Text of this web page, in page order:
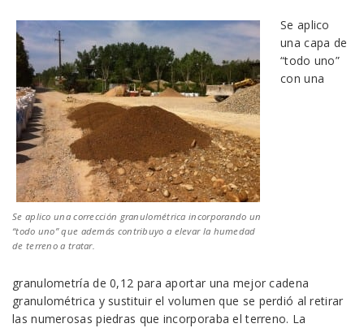
Se aplico una corrección granulométrica incorporando un
“todo uno” que además contribuyo a elevar la humedad
de terreno a tratar.
Se aplico
una capa de
“todo uno”
con una
granulometría de 0,12 para aportar una mejor cadena
granulométrica y sustituir el volumen que se perdió al retirar
las numerosas piedras que incorporaba el terreno. La